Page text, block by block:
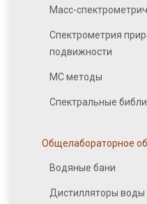
Масс-
Спектрометрия
подвижности
МС методы
Спектральные
Общелабораторное
Водяные бани
Дистилляторы воды